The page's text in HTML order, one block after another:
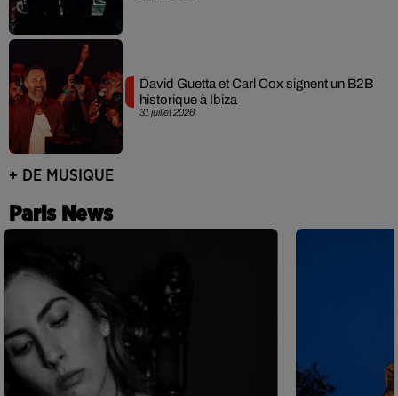
31 juillet 2026
David Guetta et Carl Cox signent un B2B
historique à Ibiza
+ DE MUSIQUE
Paris News